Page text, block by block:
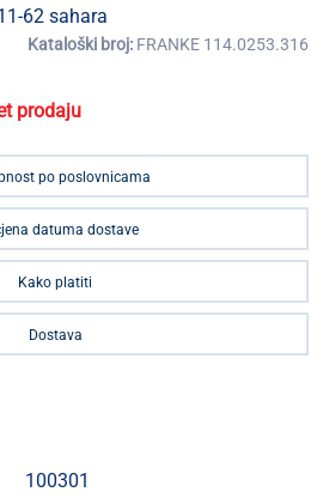
62 sahara
Kataloški broj: FRANKE 114.0253.316
prodaju
po poslovnicama
datuma dostave
Kako platiti
Dostava
100301